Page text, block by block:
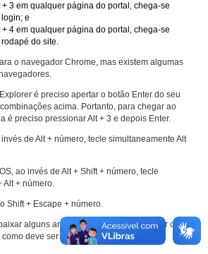
+ 3 em qualquer página do portal, chega-se
e
+ 4 em qualquer página do portal, chega-se
do site.
o navegador Chrome, mas existem algumas
é preciso apertar o botão Enter do seu
acima. Portanto, para chegar ao
é preciso pressionar Alt + 3 e depois Enter.
de Alt + número, tecle simultaneamente Alt
ao invés de Alt + Shift + número, tecle
Alt + número.
Shift + Escape + número.
alguns arquivos que explicam melhor o
deve ser implementado nos sites da